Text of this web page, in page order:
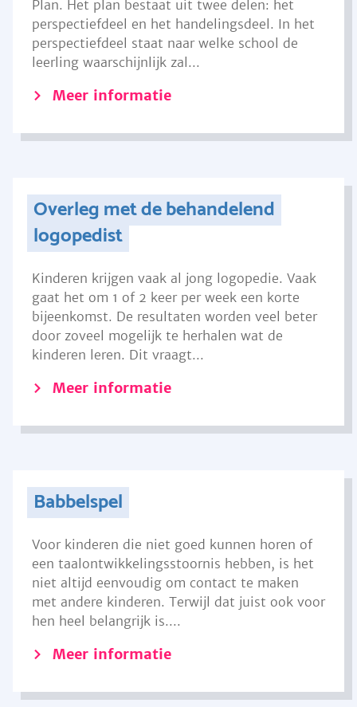
Plan. Het plan bestaat uit twee delen: het
perspectiefdeel en het handelingsdeel. In het
perspectiefdeel staat naar welke school de
leerling waarschijnlijk zal...
Meer informatie
Overleg met de behandelend
logopedist
Kinderen krijgen vaak al jong logopedie. Vaak
gaat het om 1 of 2 keer per week een korte
bijeenkomst. De resultaten worden veel beter
door zoveel mogelijk te herhalen wat de
kinderen leren. Dit vraagt...
Meer informatie
Babbelspel
Voor kinderen die niet goed kunnen horen of
een taalontwikkelingsstoornis hebben, is het
niet altijd eenvoudig om contact te maken
met andere kinderen. Terwijl dat juist ook voor
hen heel belangrijk is....
Meer informatie